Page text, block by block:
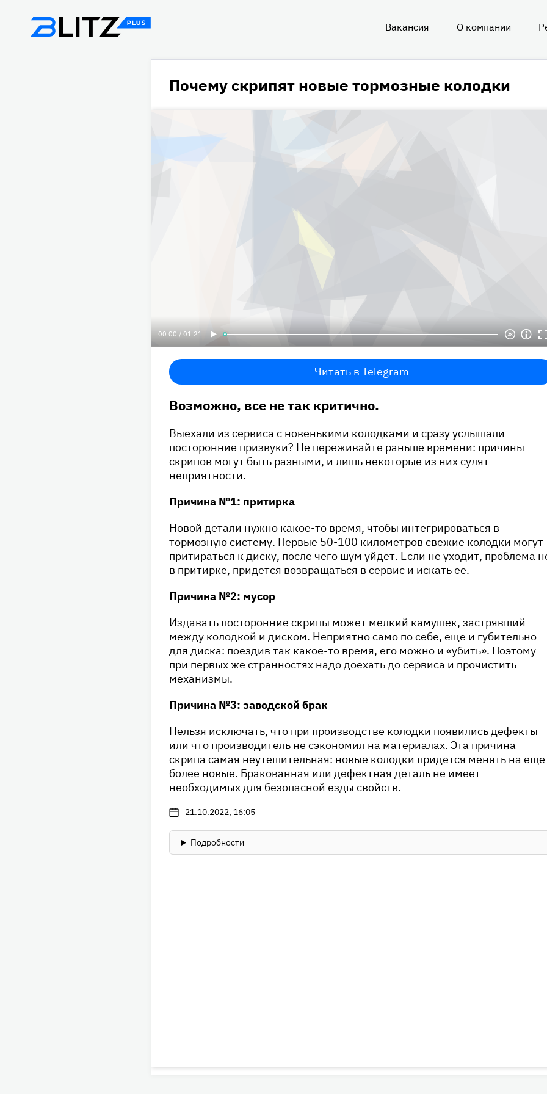
Вакансия О компании
Почему скрипят новые тормозные колодки
00:00 / 01:21
Читать в Telegram
Возможно, все не так критично.
Выехали из сервиса с новенькими колодками и сразу услышали
посторонние призвуки? Не переживайте раньше времени: причины
скрипов могут быть разными, и лишь некоторые из них сулят
неприятности.
Причина №1: притирка
Новой детали нужно какое-то время, чтобы интегрироваться в
тормозную систему. Первые 50-100 километров свежие колодки могут
притираться к диску, после чего шум уйдет. Если не уходит, проблема
в притирке, придется возвращаться в сервис и искать ее.
Причина №2: мусор
Издавать посторонние скрипы может мелкий камушек, застрявший
между колодкой и диском. Неприятно само по себе, еще и губительно
для диска: поездив так какое-то время, его можно и «убить». Поэтому
при первых же странностях надо доехать до сервиса и прочистить
механизмы.
Причина №3: заводской брак
Нельзя исключать, что при производстве колодки появились дефекты
или что производитель не сэкономил на материалах. Эта причина
скрипа самая неутешительная: новые колодки придется менять на еще
более новые. Бракованная или дефектная деталь не имеет
необходимых для безопасной езды свойств.
21.10.2022, 16:05
Подробности